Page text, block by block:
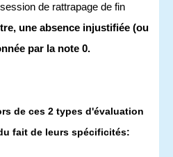
de rattrapage de fin
une absence injustifiée (ou
par la note 0.
de ces 2 types d'évaluation
fait de leurs spécificités: